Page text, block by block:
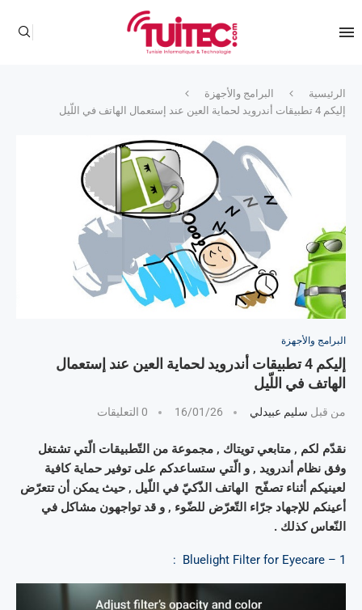
الرئيسية
البرامج والأجهزة
إليكم 4 تطبيقات أندرويد لحماية العين عند إستعمال الهاتف في اللّيل
البرامج والأجهزة
إليكم 4 تطبيقات أندرويد لحماية العين عند إستعمال
الهاتف في اللّيل
من قبل سليم عبيدلي 16/01/26 0 التعليقات
نقدّم لكم , متابعي تويتاك , مجموعة من التّطبيقات الّتي تشتغل
وفق نظام أندرويد , و الّتي ستساعدكم على توفير حماية كافية
لعينيكم أثناء تصفّح الهاتف الذّكيّ في اللّيل , حيث يمكن أن تتعرّض
أعينكم للإجهاد جرّاء التّعرّض للضّوء , و قد تواجهون مشاكل في
النّعاس كذلك .
1 – Bluelight Filter for Eyecare :